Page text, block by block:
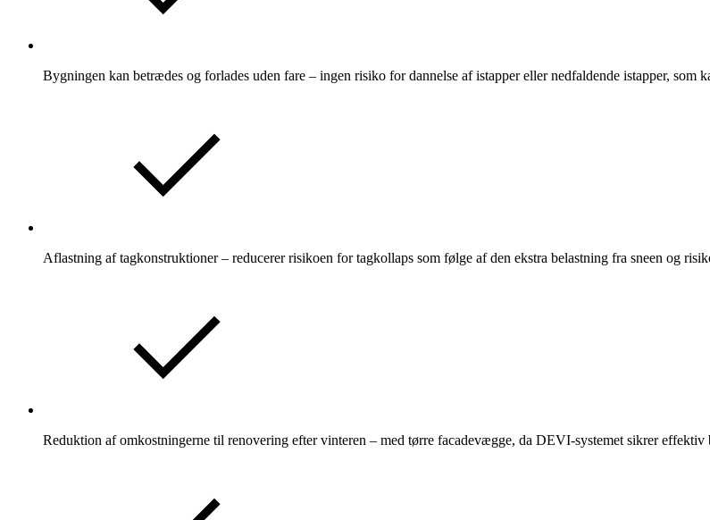
Bygningen kan betrædes og forlades uden fare – ingen risiko for dannelse af istapper eller nedfaldende istapper, som
Aflastning af tagkonstruktioner – reducerer risikoen for tagkollaps som følge af den ekstra belastning fra sneen og
Reduktion af omkostningerne til renovering efter vinteren – med tørre facadevægge, da DEVI-systemet sikrer effektiv